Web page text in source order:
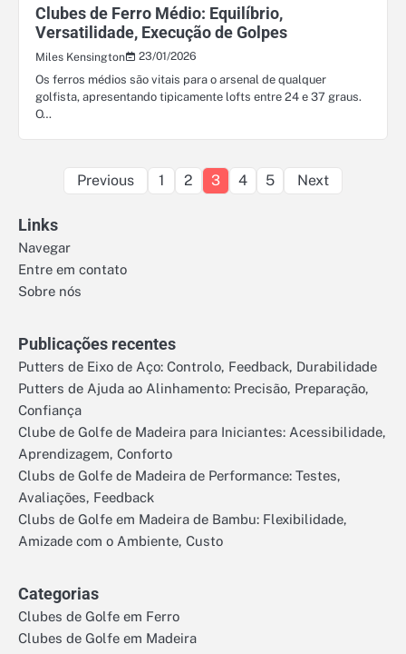
Clubes de Ferro Médio: Equilíbrio,
Versatilidade, Execução de Golpes
Miles Kensington
23/01/2026
Os ferros médios são vitais para o arsenal de qualquer
golfista, apresentando tipicamente lofts entre 24 e 37 graus.
O…
Posts
Previous 1 2 3 4 5 Next
Links
Navegar
Entre em contato
Sobre nós
Publicações recentes
Putters de Eixo de Aço: Controlo, Feedback, Durabilidade
Putters de Ajuda ao Alinhamento: Precisão, Preparação,
Confiança
Clube de Golfe de Madeira para Iniciantes: Acessibilidade,
Aprendizagem, Conforto
Clubs de Golfe de Madeira de Performance: Testes,
Avaliações, Feedback
Clubs de Golfe em Madeira de Bambu: Flexibilidade,
Amizade com o Ambiente, Custo
Categorias
Clubes de Golfe em Ferro
Clubes de Golfe em Madeira